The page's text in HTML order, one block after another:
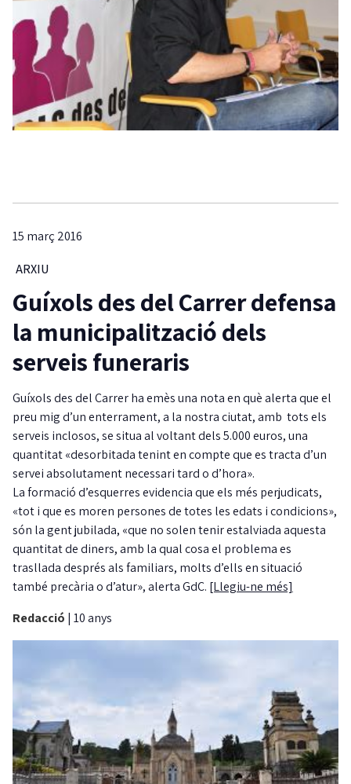
15 març 2016
ARXIU
Guíxols des del Carrer defensa
la municipalització dels
serveis funeraris
Guíxols des del Carrer ha emès una nota en què alerta que el
preu mig d’un enterrament, a la nostra ciutat, amb tots els
serveis inclosos, se situa al voltant dels 5.000 euros, una
quantitat «desorbitada tenint en compte que es tracta d’un
servei absolutament necessari tard o d’hora».
La formació d’esquerres evidencia que els més perjudicats,
«tot i que es moren persones de totes les edats i condicions»,
són la gent jubilada, «que no solen tenir estalviada aquesta
quantitat de diners, amb la qual cosa el problema es
trasllada després als familiars, molts d’ells en situació
també precària o d’atur», alerta GdC. [Llegiu-ne més]
Redacció | 10 anys